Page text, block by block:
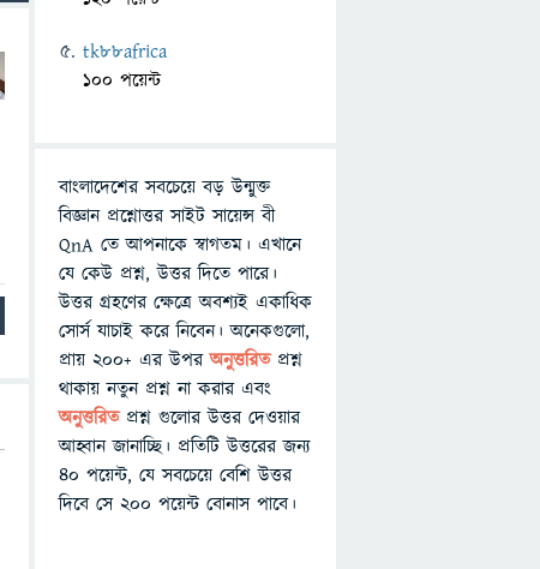
tk88africa
100 পয়েন্ট
বাংলাদেশের সবচেয়ে বড় উন্মুক্ত
বিজ্ঞান প্রশ্নোত্তর সাইট সায়েন্স বী
QnA তে আপনাকে স্বাগতম। এখানে
যে কেউ প্রশ্ন, উত্তর দিতে পারে।
উত্তর গ্রহণের ক্ষেত্রে অবশ্যই একাধিক
সোর্স যাচাই করে নিবেন। অনেকগুলো,
প্রায় ২০০+ এর উপরঅনুত্তরিতপ্রশ্ন
থাকায় নতুন প্রশ্ন না করার এবং
অনুত্তরিত প্রশ্ন গুলোর উত্তর দেওয়ার
আহ্বান জানাচ্ছি। প্রতিটি উত্তরের জন্য
৪০ পয়েন্ট, যে সবচেয়ে বেশি উত্তর
দিবে সে ২০০ পয়েন্ট বোনাস পাবে।